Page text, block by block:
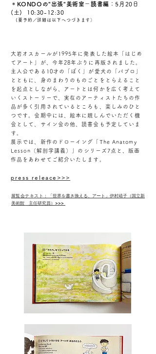
＊ KONDOの"出張"美術室－読書編 ：5月20日
(土) 10:30-12:30
(要予約／詳細は以下へ つづきます）
大岩オスカールが1995年に発表した絵本「はじめ
てアート」が、今年28年ぶりに再版されました。
主人公である10才の「ぼく」が愛犬の「パブロ」
とともに、身のまわりのものごとをとらえること
を起点としながら、アートとは何かを広く考えて
いくストーリーで、実在のアーティストたちの作
品が多く引用されているところも、楽しみのひと
つです。会期中には、絵本に親しんでいただく機
会として、サイン会の他、読書会も予定していま
す。
展示では、新作のドローイング「The Anatomy
Lesson（解剖学講義）」のシリーズ7点と、版画
作品をあわせてご紹介いたします。
press releace>>>
展覧会テキスト：「世界を書き換える、アート​」伊村靖子（国立新
美術館 主任研究員）>>>